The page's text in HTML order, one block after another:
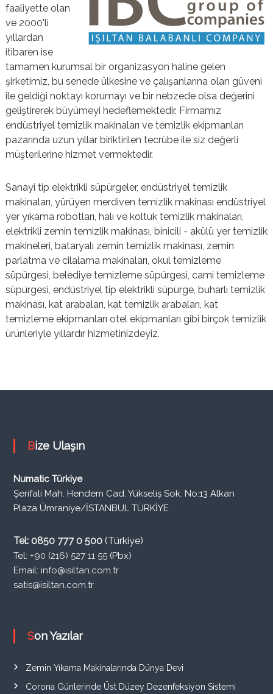
faaliyette olan
ve 2000'li
yıllardan
itibaren ise
tamamen kurumsal bir organizasyon haline gelen
şirketimiz, bu senede ülkesine ve çalışanlarına olan güveni
ile geldiği noktayı korumayı ve bir nebzede olsa değerini
geliştirerek büyümeyi hedeflemektedir. Firmamız
endüstriyel temizlik makinaları ve temizlik ekipmanları
pazarında uzun yıllar biriktirilen tecrübe ile siz değerli
müşterilerine hizmet vermektedir.
Sanayi tip elektrikli süpürgeler, endüstriyel temizlik
makinaları, yürüyen merdiven temizlik makinası endüstriyel
yer yıkama robotları, halı ve koltuk temizlik makinaları,
elektrikli zemin temizlik makinası, binicili - akülü yer temizlik
makineleri, bataryalı zemin temizlik makinası, zemin
parlatma ve cilalama makinaları, okul temizleme
süpürgesi, belediye temizleme süpürgesi, cami temizleme
süpürgesi, endüstriyel tip elektrikli süpürge, buharlı temizlik
makinası, kat arabaları, kat temizlik arabaları, kat
temizleme ekipmanları otel ekipmanları gibi birçok temizlik
ürünleriyle yıllardır hizmetinizdeyiz.
Bize Ulaşın
Numatic Türkiye
Şerifali Mah. Hendem Cad. Yükseliş Sok. No:13 Alkan
Plaza Ümraniye/İSTANBUL TÜRKİYE
Tel: 0850 777 0 500(Türkiye)
Tel: +90 (216) 527 11 55(Pbx)
Email: info@isiltan.com.tr
satis@isiltan.com.tr
Son Yazılar
Zemin Yıkama Makinalarında Dünya Devi
Corona Günlerinde Üst Düzey Dezenfeksiyon Sistemi